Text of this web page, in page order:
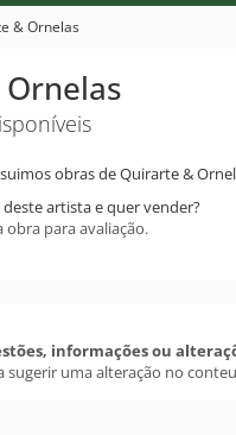
& Ornelas
obras de Quirarte &
artista e quer vender?
obra para avaliação.
informações ou
sugerir uma alteração no